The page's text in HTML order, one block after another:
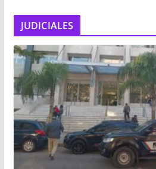
JUDICIALES